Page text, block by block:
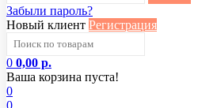
Забыли пароль?
Новый клиент Регистрация
0 0,00 р.
Ваша корзина пуста!
0
0